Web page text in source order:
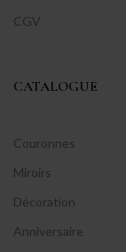
CGV
CATALOGUE
Couronnes
Miroirs
Décoration
Anniversaire